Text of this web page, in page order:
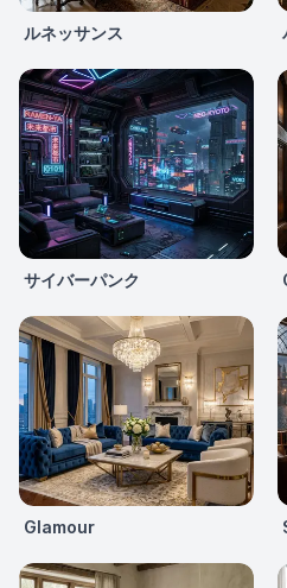
ルネッサンス
サイバーパンク
Glamour